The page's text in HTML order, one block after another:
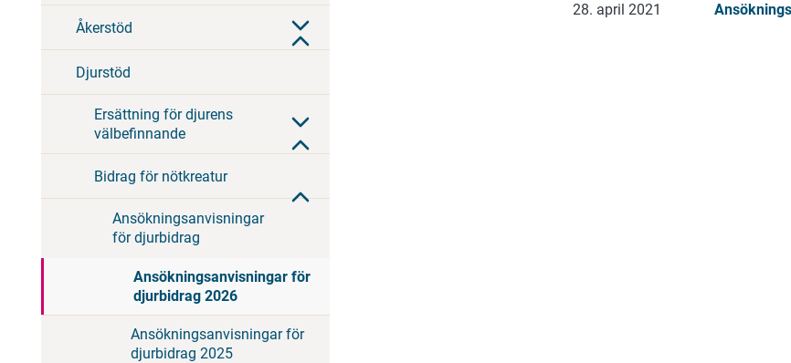
Åkerstöd
Djurstöd
Ersättning för djurens
välbefinnande
Bidrag för nötkreatur
Ansökningsanvisningar
för djurbidrag
Ansökningsanvisningar för
djurbidrag 2026
Ansökningsanvisningar för
djurbidrag 2025
28. april 2021